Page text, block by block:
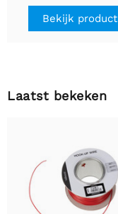
Bekijk product
Laatst bekeken